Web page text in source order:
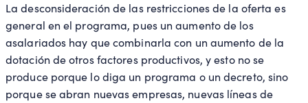
La desconsideración de las restricciones de la oferta es
general en el programa, pues un aumento de los
asalariados hay que combinarla con un aumento de la
dotación de otros factores productivos, y esto no se
produce porque lo diga un programa o un decreto, sino
porque se abran nuevas empresas, nuevas líneas de